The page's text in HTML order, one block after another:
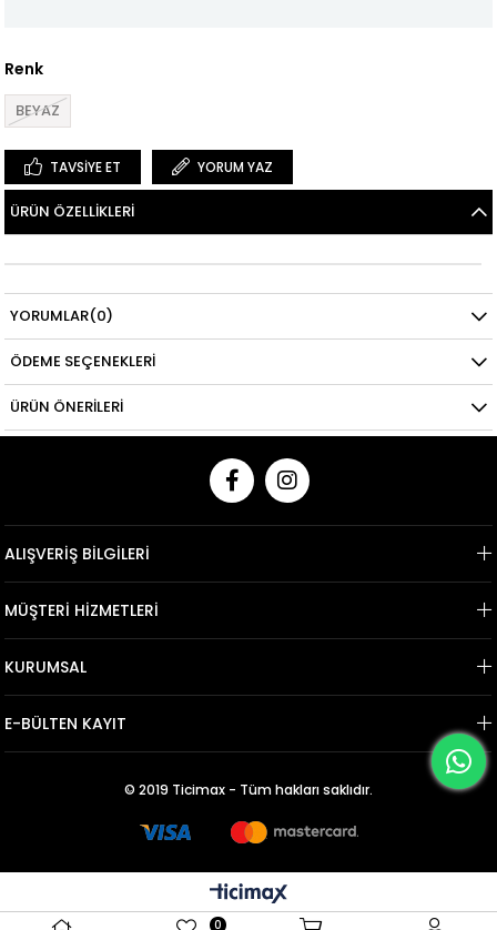
Renk
BEYAZ
TAVSIYE ET YORUM YAZ
ÜRÜN ÖZELLIKLERI
YORUMLAR(0)
ÖDEME SEÇENEKLERI
ÜRÜN ÖNERILERI
ALIŞVERİŞ BİLGİLERİ
MÜŞTERİ HİZMETLERİ
KURUMSAL
E-BÜLTEN KAYIT
© 2019 Ticimax - Tüm hakları saklıdır.
0